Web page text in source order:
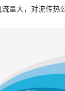
量大，对流传